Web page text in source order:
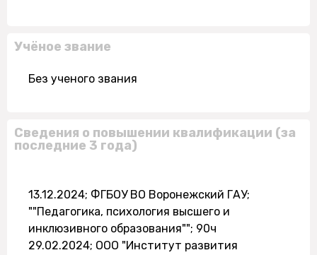
Учёное звание
Без ученого звания
Сведения о повышении квалификации (за
последние 3 года)
13.12.2024; ФГБОУ ВО Воронежский ГАУ;
""Педагогика, психология высшего и
инклюзивного образования""; 90ч
29.02.2024; ООО "Институт развития